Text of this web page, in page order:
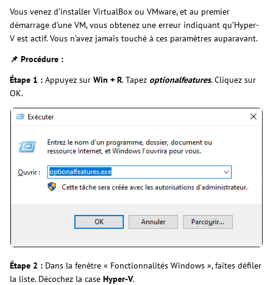
Vous venez d’installer VirtualBox ou VMware, et au premier
démarrage d’une VM, vous obtenez une erreur indiquant qu’Hyper-
V est actif. Vous n’avez jamais touché à ces paramètres auparavant.
📌 Procédure :
Étape 1 : Appuyez sur Win + R. Tapez optionalfeatures. Cliquez sur
OK.
Étape 2 : Dans la fenêtre « Fonctionnalités Windows », faites défiler
la liste. Décochez la case Hyper-V.